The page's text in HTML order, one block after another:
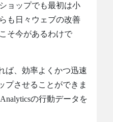
ョップでも最初は小
も日々ウェブの改善
そ今があるわけで
ば、効率よくかつ迅速
プさせることができま
の行動データを